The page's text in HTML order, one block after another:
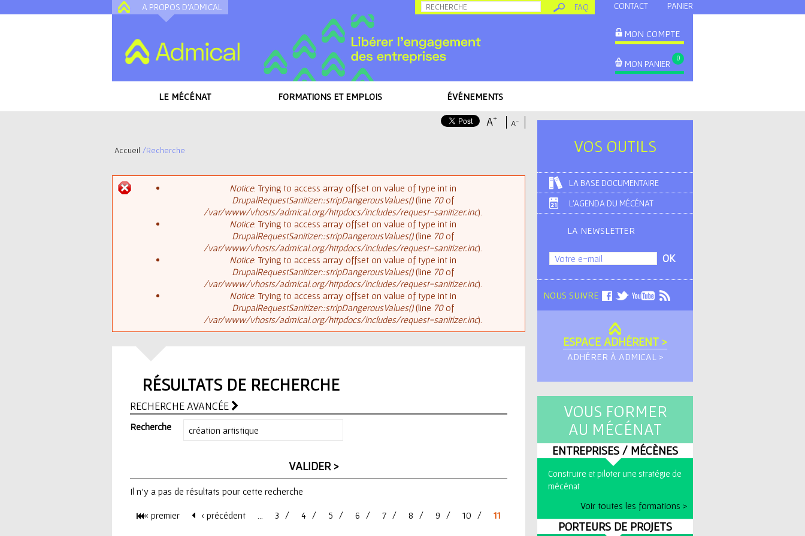
Allez au contenu
A PROPOS D'ADMICAL CONTACT PANIER
FAQ
MON COMPTE
MON PANIER
0
LE MÉCÉNAT FORMATIONS ET EMPLOIS ÉVÉNEMENTS
A-
A+
Accueil /Recherche
e
d
r
Notice: Trying to access array offset on value of type int in
DrupalRequestSanitizer::stripDangerousValues()(line 70of
/var/www/vhosts/admical.org/httpdocs/includes/request-sanitizer.inc).
Notice: Trying to access array offset on value of type int in
DrupalRequestSanitizer::stripDangerousValues()(line 70of
/var/www/vhosts/admical.org/httpdocs/includes/request-sanitizer.inc).
Notice: Trying to access array offset on value of type int in
DrupalRequestSanitizer::stripDangerousValues()(line 70of
/var/www/vhosts/admical.org/httpdocs/includes/request-sanitizer.inc).
Notice: Trying to access array offset on value of type int in
DrupalRequestSanitizer::stripDangerousValues()(line 70of
/var/www/vhosts/admical.org/httpdocs/includes/request-sanitizer.inc).
RÉSULTATS DE RECHERCHE
RECHERCHE AVANCÉE
Recherche
Il n'y a pas de résultats pour cette recherche
« premier ‹ précédent 3 4 5 6 7 8 9 10 11
VOS OUTILS
LA BASE DOCUMENTAIRE
L'AGENDA DU MÉCÉNAT
LA NEWSLETTER
NOUS SUIVRE
ESPACE ADHÉRENT >
ADHÉRER À ADMICAL >
VOUS FORMER
AU MÉCÉNAT
ENTREPRISES / MÉCÈNES
Construire et piloter une stratégie de
mécénat
Voir toutes les formations >
PORTEURS DE PROJETS